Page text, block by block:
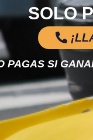
SOLO
PAGAS SI